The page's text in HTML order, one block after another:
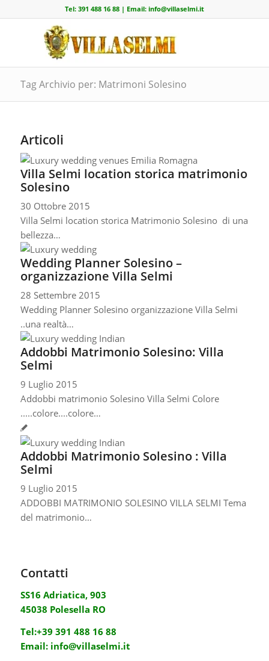
Tel: 391 488 16 88| Email: info@villaselmi.it
Tag Archivio per: Matrimoni Solesino
Articoli
Villa Selmi location storica matrimonio
Solesino
30 Ottobre 2015
Villa Selmi location storica Matrimonio Solesino di una
bellezza…
Wedding Planner Solesino –
organizzazione Villa Selmi
28 Settembre 2015
Wedding Planner Solesino organizzazione Villa Selmi
..una realtà…
Addobbi Matrimonio Solesino: Villa
Selmi
9 Luglio 2015
Addobbi matrimonio Solesino Villa Selmi Colore
.....colore....colore…
Addobbi Matrimonio Solesino : Villa
Selmi
9 Luglio 2015
ADDOBBI MATRIMONIO SOLESINO VILLA SELMI Tema
del matrimonio…
Contatti
SS16 Adriatica, 903
45038 Polesella RO
Tel:+39 391 488 16 88
Email: info@villaselmi.it